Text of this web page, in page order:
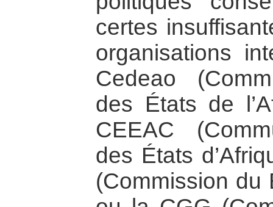
certes
organisations
Cedeao
des États de
CEEAC
des États
(Commission du